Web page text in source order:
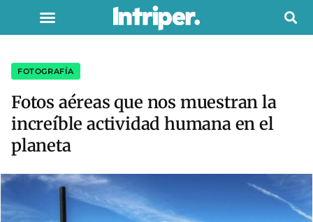
FOTOGRAFÍA
Fotos aéreas que nos muestran la
increíble actividad humana en el
planeta